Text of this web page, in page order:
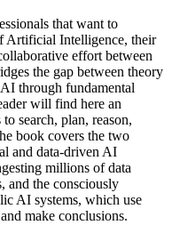
that want to
Artificial Intelligence, their
effort between
the gap between theory
through fundamental
will find here an
search, plan, reason,
book covers the two
and data-driven AI
millions of data
and the consciously
AI systems, which use
make conclusions.